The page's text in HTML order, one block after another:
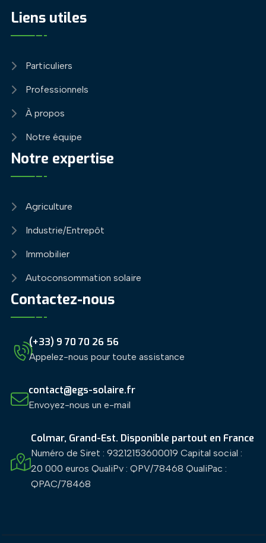
Liens utiles
Particuliers
Professionnels
À propos
Notre équipe
Notre expertise
Agriculture
Industrie/Entrepôt
Immobilier
Autoconsommation solaire
Contactez-nous
(+33) 9 70 70 26 56
Appelez-nous pour toute assistance
contact@egs-solaire.fr
Envoyez-nous un e-mail
Colmar, Grand-Est. Disponible partout en France
Numéro de Siret : 93212153600019 Capital social :
20 000 euros QualiPv : QPV/78468 QualiPac :
QPAC/78468